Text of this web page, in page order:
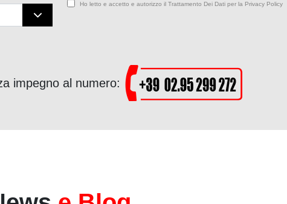
Ho letto e accetto e autorizzo il Trattamento Dei Dati per la Privacy Policy
impegno al numero: